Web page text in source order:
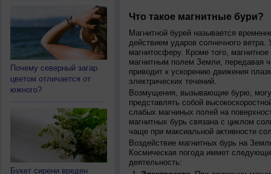
Почему северный загар
цветом отличается от
южного?
Букет сирени вреден
Что такое магнитные бури?
Магнитной бурей называется
действием ударов солнечного ветра.
магнитосферу. Кроме того,
магнитным полем Земли, передавая
приводит к ускорению движения
электрических течений.
Возмущения, вызывающие бурю,
представлять собой
слабых магниных полей на
магнитных бурь связана с циклом
чаще при максиальной активности
Воздействие магнитных бурь на
Космическая погода иммет
деятельность: